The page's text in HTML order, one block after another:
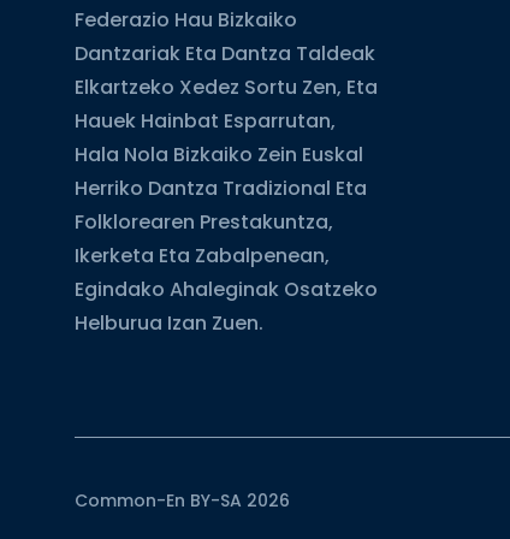
Federazio Hau Bizkaiko
Dantzariak Eta Dantza Taldeak
Elkartzeko Xedez Sortu Zen, Eta
Hauek Hainbat Esparrutan,
Hala Nola Bizkaiko Zein Euskal
Herriko Dantza Tradizional Eta
Folklorearen Prestakuntza,
Ikerketa Eta Zabalpenean,
Egindako Ahaleginak Osatzeko
Helburua Izan Zuen.
Common-En BY-SA 2026